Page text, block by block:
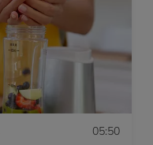
05:50